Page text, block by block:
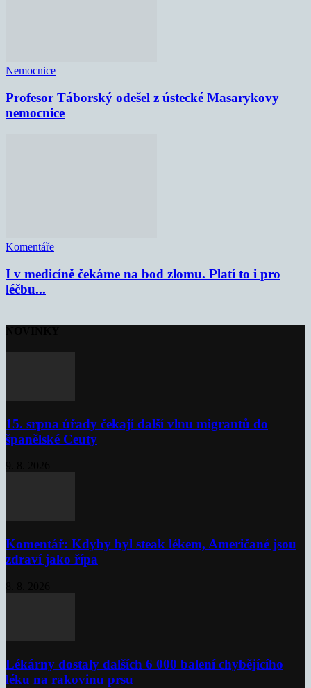
Nemocnice
Profesor Táborský odešel z ústecké Masarykovy
nemocnice
Komentáře
I v medicíně čekáme na bod zlomu. Platí to i pro
léčbu...
15. srpna úřady čekají další vlnu migrantů do
španělské Ceuty
Komentář: Kdyby byl steak lékem, Američané jsou
zdraví jako řípa
Lékárny dostaly dalších 6 000 balení chybějícího
léku na rakovinu prsu